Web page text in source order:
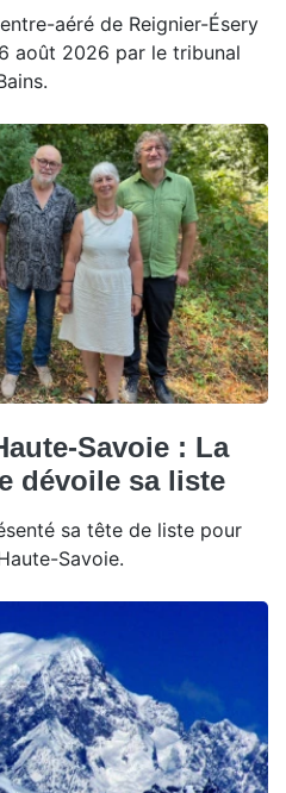
aéré de Reignier-Ésery
août 2026 par le tribunal
Savoie : La
dévoile sa liste
sa tête de liste pour
Savoie.